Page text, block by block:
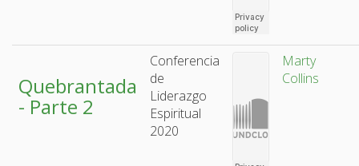
Quebrantada
- Parte 2
Conferencia
de
Liderazgo
Espiritual
2020
Marty
Collins